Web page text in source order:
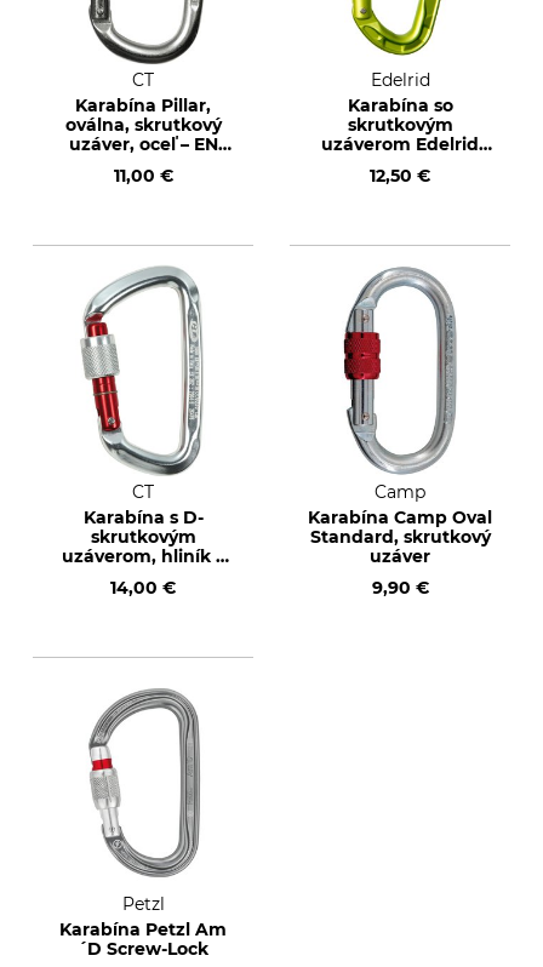
CT
Karabína Pillar,
oválna, skrutkový
uzáver, oceľ – EN
11,00 €
Edelrid
Karabína so
skrutkovým
uzáverom Edelrid
12,50 €
CT
Karabína s D-
skrutkovým
uzáverom, hliník –
14,00 €
Camp
Karabína Camp Oval
Standard, skrutkový
uzáver
9,90 €
Petzl
Karabína Petzl Am
´D Screw-Lock